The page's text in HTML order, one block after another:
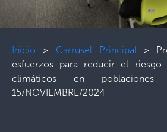
Inicio > Carrusel Principal >
esfuerzos para reducir el
climáticos en poblaciones
15/NOVIEMBRE/2024